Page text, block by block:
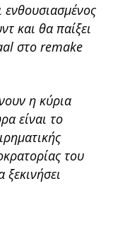
και θα παίξει
στο remake
η κύρια
είναι το
του